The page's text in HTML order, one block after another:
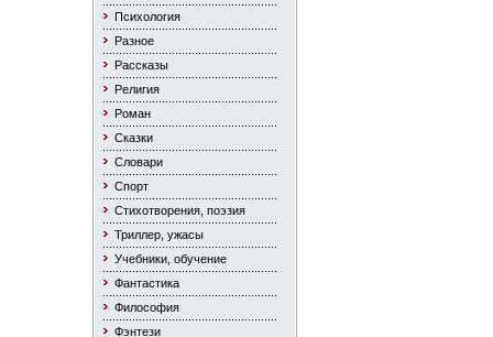
Психология
Разное
Рассказы
Религия
Роман
Сказки
Словари
Спорт
Стихотворения, поэзия
Триллер, ужасы
Учебники, обучение
Фантастика
Философия
Фэнтези